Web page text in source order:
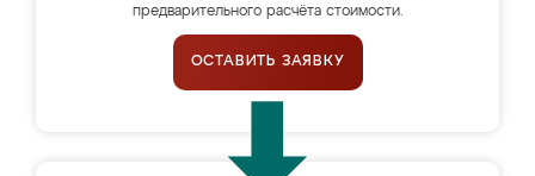
предварительного расчёта стоимости.
ОСТАВИТЬ ЗАЯВКУ